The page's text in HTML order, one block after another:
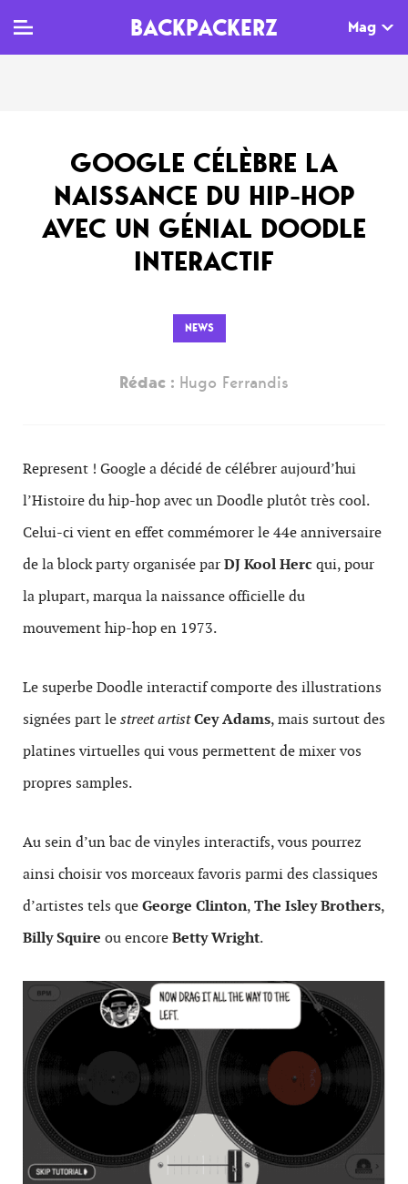
BACKPACKERZ Mag
Clips
Live
Documentaires
Dossiers
Tops
Interviews
Sorties
Paris
Festivals
GOOGLE CÉLÈBRE LA
NAISSANCE DU HIP-HOP
AVEC UN GÉNIAL DOODLE
INTERACTIF
NEWS
Rédac : Hugo Ferrandis
Represent ! Google a décidé de célébrer aujourd’hui
l’Histoire du hip-hop avec un Doodle plutôt très cool.
Celui-ci vient en effet commémorer le 44e anniversaire
de la block party organisée parDJ Kool Hercqui, pour
la plupart, marqua la naissance officielle du
mouvement hip-hop en 1973.
Le superbe Doodle interactif comporte des illustrations
signées part lestreet artistCey Adams, mais surtout des
platines virtuelles qui vous permettent de mixer vos
propres samples.
Au sein d’un bac de vinyles interactifs, vous pourrez
ainsi choisir vos morceaux favoris parmi des classiques
d’artistes tels queGeorge Clinton,The Isley Brothers,
Billy Squire ou encoreBetty Wright.